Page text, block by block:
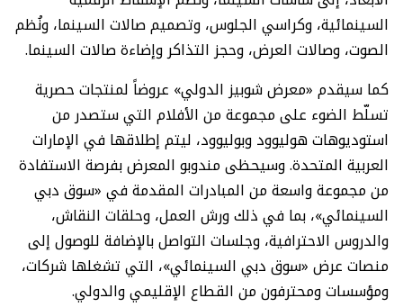
السينمائية، وكراسي الجلوس، وتصميم صالات السينما، ونُظم
الصوت، وصالات العرض، وحجز التذاكر وإضاءة صالات السينما.
كما سيقدم «معرض شوبيز الدولي» عروضاً لمنتجات حصرية
تسلّط الضوء على مجموعة من الأفلام التي ستصدر من
استوديوهات هوليوود وبوليوود، ليتم إطلاقها في الإمارات
العربية المتحدة. وسيحظى مندوبو المعرض بفرصة الاستفادة
من مجموعة واسعة من المبادرات المقدمة في «سوق دبي
السينمائي»، بما في ذلك ورش العمل، وحلقات النقاش،
والدروس الاحترافية، وجلسات التواصل بالإضافة للوصول إلى
منصات عرض «سوق دبي السينمائي»، التي تشغلها شركات،
ومؤسسات ومحترفون من القطاع الإقليمي والدولي.